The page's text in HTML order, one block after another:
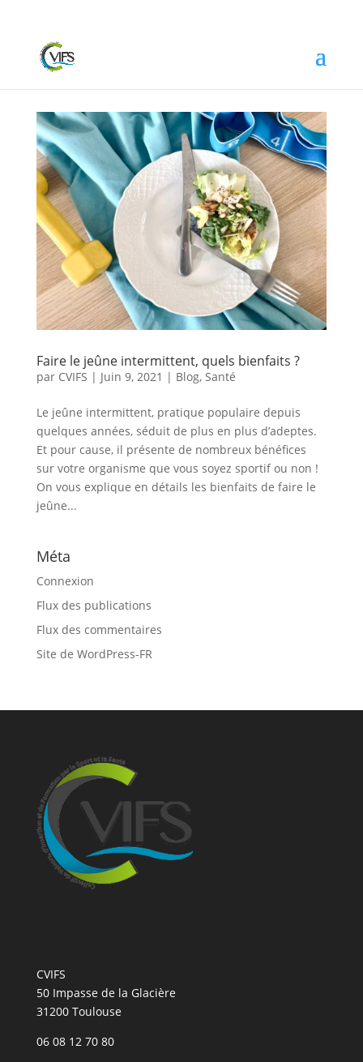
Faire le jeûne intermittent, quels bienfaits ?
par CVIFS | Juin 9, 2021 | Blog, Santé
Le jeûne intermittent, pratique populaire depuis
quelques années, séduit de plus en plus d’adeptes.
Et pour cause, il présente de nombreux bénéfices
sur votre organisme que vous soyez sportif ou non !
On vous explique en détails les bienfaits de faire le
jeûne...
Méta
Connexion
Flux des publications
Flux des commentaires
Site de WordPress-FR
CVIFS
50 Impasse de la Glacière
31200 Toulouse
06 08 12 70 80